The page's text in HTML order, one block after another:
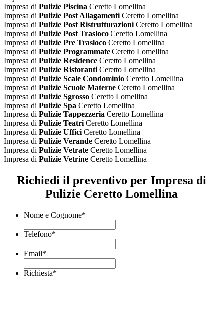
Impresa di Pulizie Piscina Ceretto Lomellina
Impresa di Pulizie Post Allagamenti Ceretto Lomellina
Impresa di Pulizie Post Ristrutturazioni Ceretto Lomellina
Impresa di Pulizie Post Trasloco Ceretto Lomellina
Impresa di Pulizie Pre Trasloco Ceretto Lomellina
Impresa di Pulizie Programmate Ceretto Lomellina
Impresa di Pulizie Residence Ceretto Lomellina
Impresa di Pulizie Ristoranti Ceretto Lomellina
Impresa di Pulizie Scale Condominio Ceretto Lomellina
Impresa di Pulizie Scuole Materne Ceretto Lomellina
Impresa di Pulizie Sgrosso Ceretto Lomellina
Impresa di Pulizie Spa Ceretto Lomellina
Impresa di Pulizie Tappezzeria Ceretto Lomellina
Impresa di Pulizie Teatri Ceretto Lomellina
Impresa di Pulizie Uffici Ceretto Lomellina
Impresa di Pulizie Verande Ceretto Lomellina
Impresa di Pulizie Vetrate Ceretto Lomellina
Impresa di Pulizie Vetrine Ceretto Lomellina
Richiedi il preventivo per Impresa di
Pulizie Ceretto Lomellina
Nome e Cognome*
Telefono*
Email*
Richiesta*